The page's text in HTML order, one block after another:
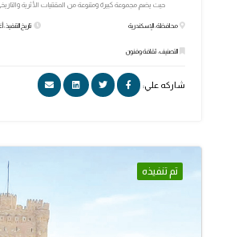
حيث يضم مجموعة كبيرة ومتنوعة من المقتنيات الأثرية
محافظة: الإسكندرية
التصنيف: ثقافة وفنون
تاريخ التنفيذ: أغسطس ٢٠٢١
شاركه علي:
تم تنفيذه